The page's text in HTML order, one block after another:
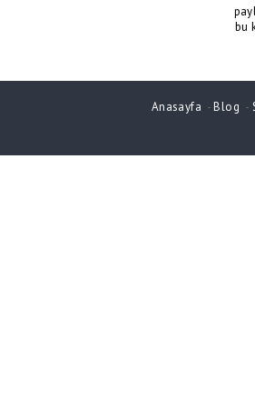
bu
Anasayfa -Blog -